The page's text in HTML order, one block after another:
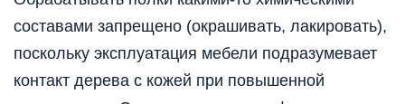
составами запрещено (окрашивать, лакировать),
поскольку эксплуатация мебели подразумевает
контакт дерева с кожей при повышенной